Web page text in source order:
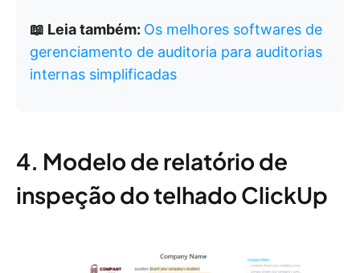
📖 Leia também: Os melhores softwares de
gerenciamento de auditoria para auditorias
internas simplificadas
4. Modelo de relatório de
inspeção do telhado ClickUp